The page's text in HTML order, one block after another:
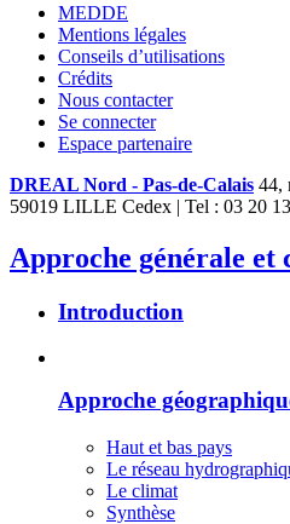
MEDDE
Mentions légales
Conseils d’utilisations
Crédits
Nous contacter
Se connecter
Espace partenaire
DREAL Nord - Pas-de-Calais 44,
59019 LILLE Cedex | Tel : 03 20
Approche générale et
Introduction
Approche
Haut et bas pays
Le réseau
Le climat
Synthèse